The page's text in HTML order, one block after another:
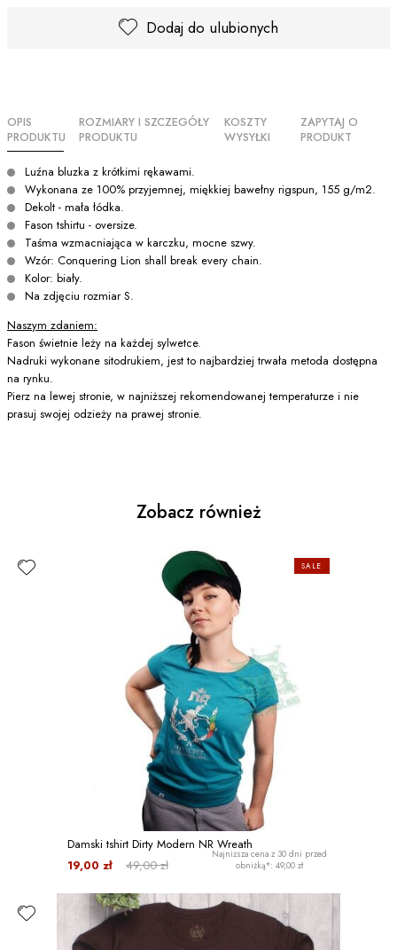
Dodaj do ulubionych
OPIS
PRODUKTU
ROZMIARY I SZCZEGÓŁY
PRODUKTU
KOSZTY
WYSYŁKI
ZAPYTAJ O
PRODUKT
Luźna bluzka z krótkimi rękawami.
Wykonana ze 100% przyjemnej, miękkiej bawełny rigspun, 155 g/m2.
Dekolt - mała łódka.
Fason tshirtu - oversize.
Taśma wzmacniająca w karczku, mocne szwy.
Wzór: Conquering Lion shall break every chain.
Kolor: biały.
Na zdjęciu rozmiar S.
Naszym zdaniem:
Fason świetnie leży na każdej sylwetce.
Nadruki wykonane sitodrukiem, jest to najbardziej trwała metoda dostępna
na rynku.
Pierz na lewej stronie, w najniższej rekomendowanej temperaturze i nie
prasuj swojej odzieży na prawej stronie.
Zobacz również
Damski tshirt Dirty Modern NR Wreath
49,00 zł
19,00 zł
Najniższa cena z 30 dni przed
obniżką*: 49,00 zł
SALE